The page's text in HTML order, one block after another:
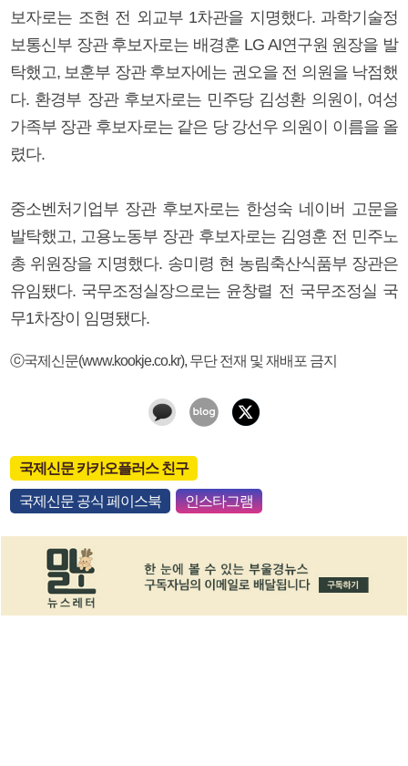
보자로는 조현 전 외교부 1차관을 지명했다. 과학기술정
보통신부 장관 후보자로는 배경훈 LG AI연구원 원장을 발
탁했고, 보훈부 장관 후보자에는 권오을 전 의원을 낙점했
다. 환경부 장관 후보자로는 민주당 김성환 의원이, 여성
가족부 장관 후보자로는 같은 당 강선우 의원이 이름을 올
렸다.
중소벤처기업부 장관 후보자로는 한성숙 네이버 고문을
발탁했고, 고용노동부 장관 후보자로는 김영훈 전 민주노
총 위원장을 지명했다. 송미령 현 농림축산식품부 장관은
유임됐다. 국무조정실장으로는 윤창렬 전 국무조정실 국
무1차장이 임명됐다.
ⓒ국제신문(www.kookje.co.kr), 무단 전재 및 재배포 금지
국제신문 카카오플러스 친구
국제신문 공식 페이스북 인스타그램